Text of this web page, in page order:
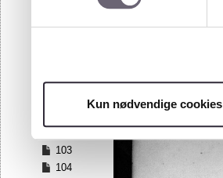
Kun nødvendige cookies
96
99
103
104